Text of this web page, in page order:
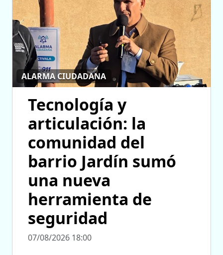
ALARMA CIUDADANA
Tecnología y
articulación: la
comunidad del
barrio Jardín sumó
una nueva
herramienta de
seguridad
07/08/2026 18:00